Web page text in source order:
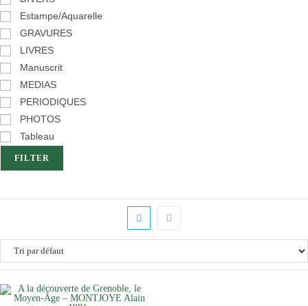
Estampe/Aquarelle
GRAVURES
LIVRES
Manuscrit
MEDIAS
PERIODIQUES
PHOTOS
Tableau
FILTER